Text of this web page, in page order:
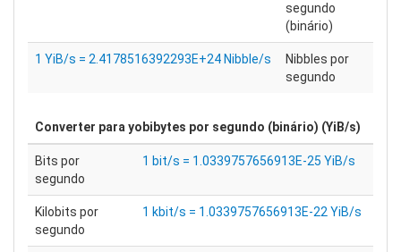
segundo
(binário)
1 YiB/s = 2.4178516392293E+24 Nibble/s
Nibbles por
segundo
Converter para yobibytes por segundo (binário) (YiB/s)
Bits por
segundo
1 bit/s = 1.0339757656913E-25 YiB/s
Kilobits por
segundo
1 kbit/s = 1.0339757656913E-22 YiB/s